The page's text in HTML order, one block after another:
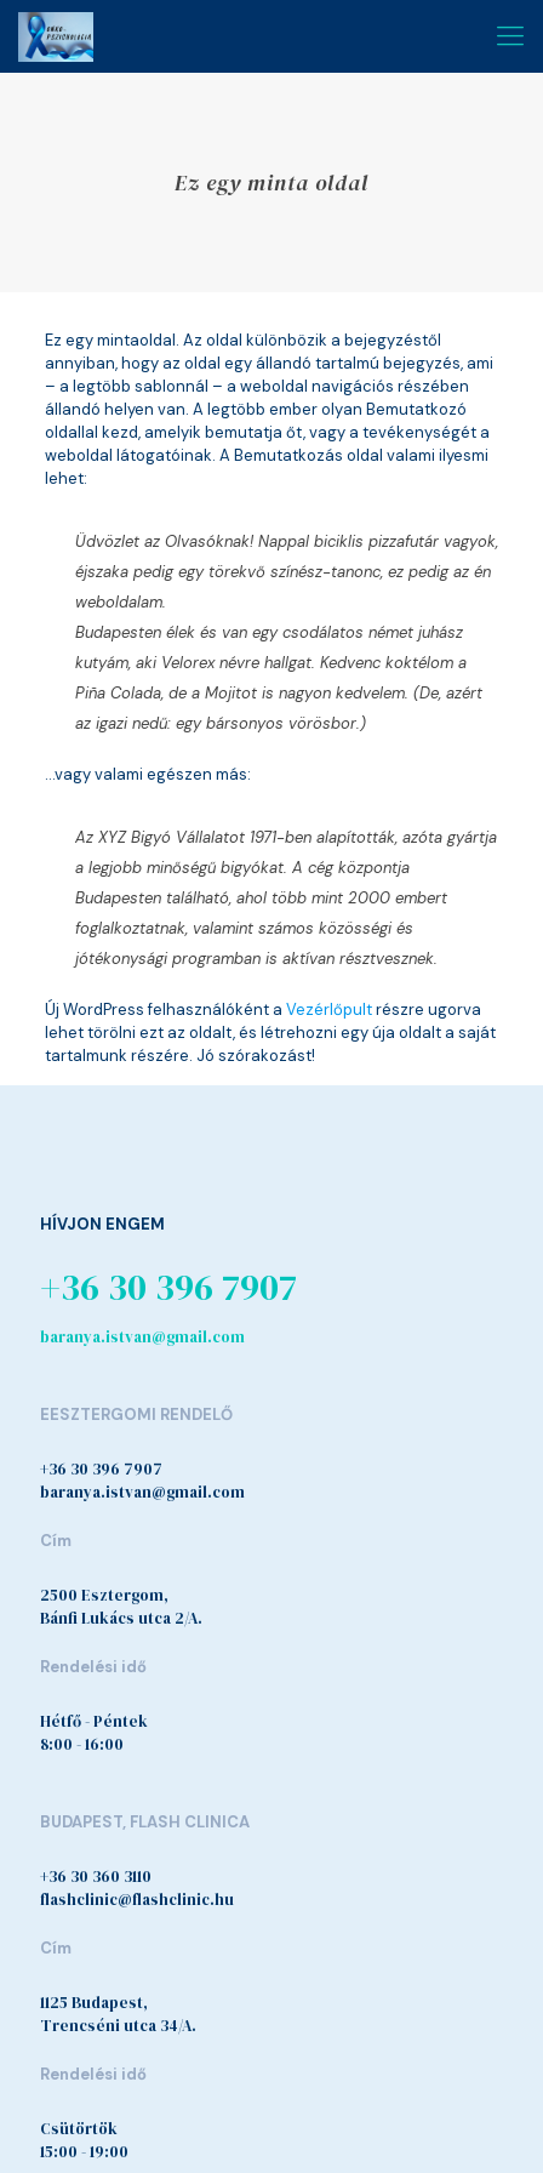
Ez egy minta oldal
Ez egy mintaoldal. Az oldal különbözik a bejegyzéstől
annyiban, hogy az oldal egy állandó tartalmú bejegyzés, ami
– a legtöbb sablonnál – a weboldal navigációs részében
állandó helyen van. A legtöbb ember olyan Bemutatkozó
oldallal kezd, amelyik bemutatja őt, vagy a tevékenységét a
weboldal látogatóinak. A Bemutatkozás oldal valami ilyesmi
lehet:
Üdvözlet az Olvasóknak! Nappal biciklis pizzafutár vagyok,
éjszaka pedig egy törekvő színész-tanonc, ez pedig az én
weboldalam.
Budapesten élek és van egy csodálatos német juhász
kutyám, aki Velorex névre hallgat. Kedvenc koktélom a
Piña Colada, de a Mojitot is nagyon kedvelem. (De, azért
az igazi nedű: egy bársonyos vörösbor.)
…vagy valami egészen más:
Az XYZ Bigyó Vállalatot 1971-ben alapították, azóta gyártja
a legjobb minőségű bigyókat. A cég központja
Budapesten található, ahol több mint 2000 embert
foglalkoztatnak, valamint számos közösségi és
jótékonysági programban is aktívan résztvesznek.
Új WordPress felhasználóként a Vezérlőpultrészre ugorva
lehet törölni ezt az oldalt, és létrehozni egy úja oldalt a saját
tartalmunk részére. Jó szórakozást!
HÍVJON ENGEM
+36 30 396 7907
baranya.istvan@gmail.com
EESZTERGOMI RENDELŐ
+36 30 396 7907
baranya.istvan@gmail.com
Cím
2500 Esztergom,
Bánfi Lukács utca 2/A.
Rendelési idő
Hétfő - Péntek
8:00 - 16:00
BUDAPEST, FLASH CLINICA
+36 30 360 3110
flashclinic@flashclinic.hu
Cím
1125 Budapest,
Trencséni utca 34/A.
Rendelési idő
Csütörtök
15:00 - 19:00